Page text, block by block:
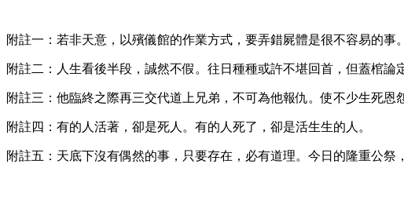
附註一：若非天意，以殯儀館的作業方式，要弄錯屍體是很不容易的事。
附註二：人生看後半段，誠然不假。往日種種或許不堪回首，但蓋棺
附註三：他臨終之際再三交代道上兄弟，不可為他報仇。使不少生死恩
附註四：有的人活著，卻是死人。有的人死了，卻是活生生的人。
附註五：天底下沒有偶然的事，只要存在，必有道理。今日的隆重公祭